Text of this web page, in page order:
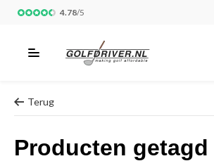
4.78/5
Terug
Producten getagd